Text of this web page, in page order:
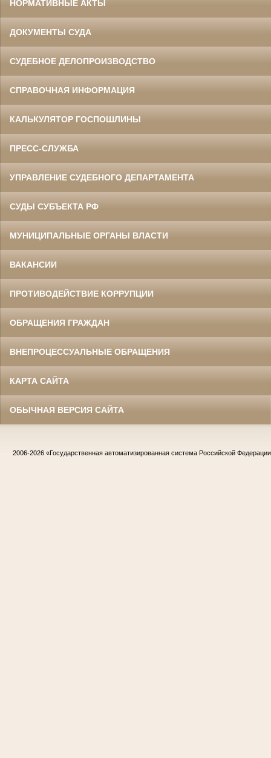
НОРМАТИВНЫЕ АКТЫ
ДОКУМЕНТЫ СУДА
СУДЕБНОЕ ДЕЛОПРОИЗВОДСТВО
СПРАВОЧНАЯ ИНФОРМАЦИЯ
КАЛЬКУЛЯТОР ГОСПОШЛИНЫ
ПРЕСС-СЛУЖБА
УПРАВЛЕНИЕ СУДЕБНОГО ДЕПАРТАМЕНТА
СУДЫ СУБЪЕКТА РФ
МУНИЦИПАЛЬНЫЕ ОРГАНЫ ВЛАСТИ
ВАКАНСИИ
ПРОТИВОДЕЙСТВИЕ КОРРУПЦИИ
ОБРАЩЕНИЯ ГРАЖДАН
ВНЕПРОЦЕССУАЛЬНЫЕ ОБРАЩЕНИЯ
КАРТА САЙТА
ОБЫЧНАЯ ВЕРСИЯ САЙТА
2006-2026 «Государственная автоматизированная система Российской